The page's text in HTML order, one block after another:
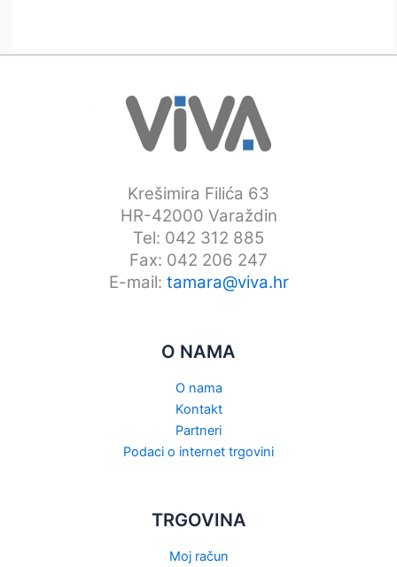
Krešimira Filića 63
HR-42000 Varaždin
Tel: 042 312 885
Fax: 042 206 247
E-mail: tamara@viva.hr
O NAMA
O nama
Kontakt
Partneri
Podaci o internet trgovini
TRGOVINA
Moj račun